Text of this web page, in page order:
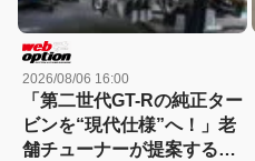
2026/08/06 16:00
「第二世代GT-Rの純正ター
ビンを“現代仕様”へ！」老
舗チューナーが提案する